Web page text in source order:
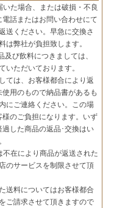
た場合、または破損・不良
話またはお問い合わせにて
送ください。早急に交換さ
は弊社が負担致します。
び飲料につきましては、
いただいております。
ては、お客様都合により返
用のもので納品書があるも
にご連絡ください。この場
のご負担になります。いず
した商品の返品･交換はい
在により商品が返送された
のサービスを制限させて頂
送料についてはお客様都合
ご請求させて頂きますので